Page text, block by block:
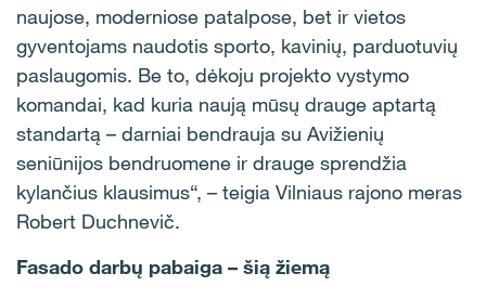
naujose, moderniose patalpose, bet ir vietos
gyventojams naudotis sporto, kavinių, parduotuvių
paslaugomis. Be to, dėkoju projekto vystymo
komandai, kad kuria naują mūsų drauge aptartą
standartą – darniai bendrauja su Avižienių
seniūnijos bendruomene ir drauge sprendžia
kylančius klausimus“, – teigia Vilniaus rajono meras
Robert Duchnevič.
Fasado darbų pabaiga – šią žiemą